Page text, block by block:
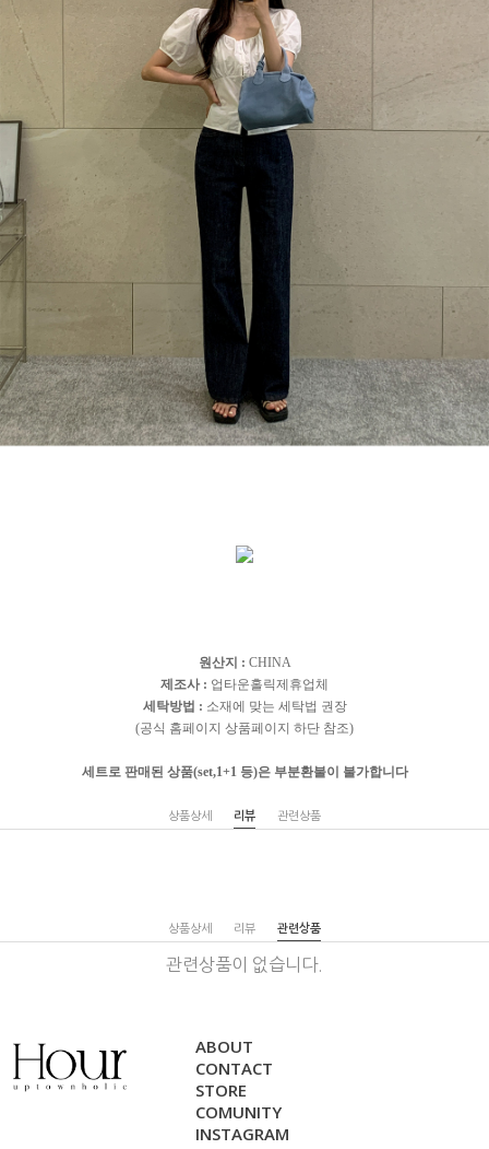
원산지 : CHINA
제조사 : 업타운홀릭제휴업체
세탁방법 : 소재에 맞는 세탁법 권장
(공식 홈페이지 상품페이지 하단 참조)
세트로 판매된 상품(set,1+1 등)은 부분환불이 불가합니다
상품상세 리뷰 관련상품
상품상세 리뷰 관련상품
관련상품이 없습니다.
ABOUT
CONTACT
STORE
COMUNITY
INSTAGRAM